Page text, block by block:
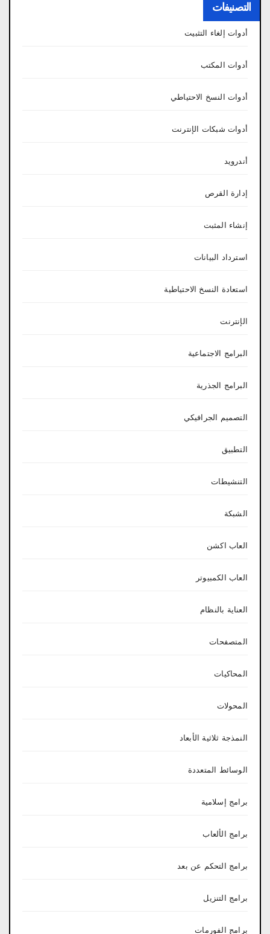
التصنيفات
أدوات إلغاء التثبيت
أدوات المكتب
أدوات النسخ الاحتياطي
أدوات شبكات الإنترنت
أندرويد
إدارة القرص
إنشاء المثبت
استرداد البيانات
استعادة النسخ الاحتياطية
الإنترنت
البرامج الاجتماعية
البرامج الجذرية
التصميم الجرافيكي
التطبيق
التنشيطات
الشبكة
العاب اكشن
العاب الكمبيوتر
العناية بالنظام
المتصفحات
المحاكيات
المحولات
النمذجة ثلاثية الأبعاد
الوسائط المتعددة
برامج إسلامية
برامج الألعاب
برامج التحكم عن بعد
برامج التنزيل
برامج الفورمات